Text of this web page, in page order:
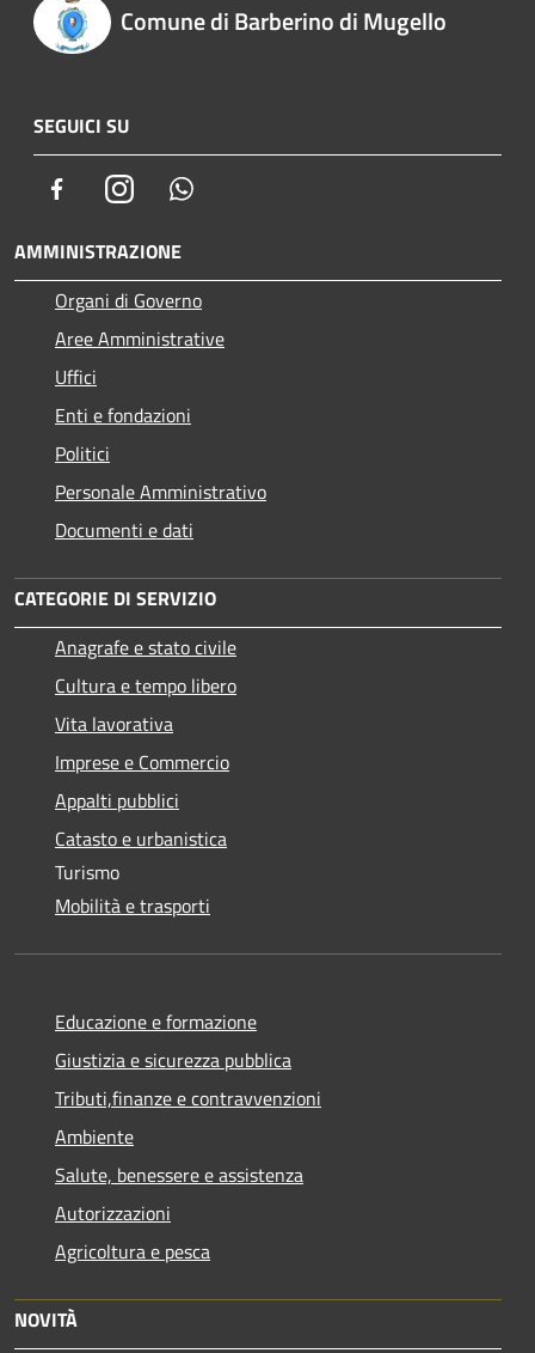
Comune di Barberino di Mugello
SEGUICI SU
FacebookInstagram
AMMINISTRAZIONE
Organi di Governo
Aree Amministrative
Uffici
Enti e fondazioni
Politici
Personale Amministrativo
Documenti e dati
CATEGORIE DI SERVIZIO
Anagrafe e stato civile
Cultura e tempo libero
Vita lavorativa
Imprese e Commercio
Appalti pubblici
Catasto e urbanistica
Turismo
Mobilità e trasporti
Educazione e formazione
Giustizia e sicurezza pubblica
Tributi,finanze e contravvenzioni
Ambiente
Salute, benessere e assistenza
Autorizzazioni
Agricoltura e pesca
NOVITÀ